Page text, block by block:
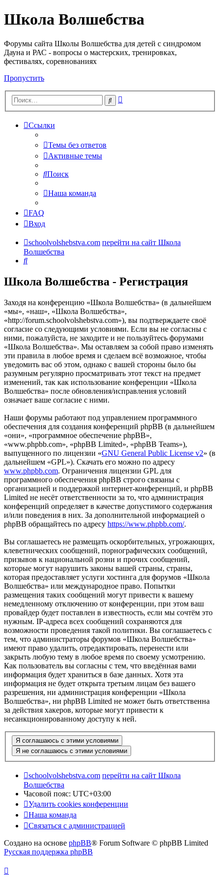
Школа Волшебства
Форумы сайта Школы Волшебства для детей с синдромом
Дауна и РАС - вопросы о мастерских, тренировках,
фестивалях, соревнованиях
Пропустить
Поиск
Ссылки
Темы без ответов
Активные темы
Поиск
Наша команда
FAQ
Вход
schoolvolshebstva.com перейти на сайт Школа
Волшебства
Поиск
Школа Волшебства - Регистрация
Заходя на конференцию «Школа Волшебства» (в дальнейшем
«мы», «наш», «Школа Волшебства»,
«http://forum.schoolvolshebstva.com»), вы подтверждаете своё
согласие со следующими условиями. Если вы не согласны с
ними, пожалуйста, не заходите и не пользуйтесь форумами
«Школа Волшебства». Мы оставляем за собой право изменять
эти правила в любое время и сделаем всё возможное, чтобы
уведомить вас об этом, однако с вашей стороны было бы
разумным регулярно просматривать этот текст на предмет
изменений, так как использование конференции «Школа
Волшебства» после обновления/исправления условий
означает ваше согласие с ними.
Наши форумы работают под управлением программного
обеспечения для создания конференций phpBB (в дальнейшем
«они», «программное обеспечение phpBB»,
«www.phpbb.com», «phpBB Limited», «phpBB Teams»),
выпущенного по лицензии «GNU General Public License v2» (в
дальнейшем «GPL»). Скачать его можно по адресу
www.phpbb.com. Ограничения лицензии GPL для
программного обеспечения phpBB строго связаны с
организацией и поддержкой интернет-конференций, и phpBB
Limited не несёт ответственности за то, что администрация
конференций определяет в качестве допустимого содержания
и/или поведения в них. За дополнительной информацией о
phpBB обращайтесь по адресу https://www.phpbb.com/.
Вы соглашаетесь не размещать оскорбительных, угрожающих,
клеветнических сообщений, порнографических сообщений,
призывов к национальной розни и прочих сообщений,
которые могут нарушить законы вашей страны, страны,
которая предоставляет услуги хостинга для форумов «Школа
Волшебства» или международное право. Попытки
размещения таких сообщений могут привести к вашему
немедленному отключению от конференции, при этом ваш
провайдер будет поставлен в известность, если мы сочтём это
нужным. IP-адреса всех сообщений сохраняются для
возможности проведения такой политики. Вы соглашаетесь с
тем, что администраторы форумов «Школа Волшебства»
имеют право удалить, отредактировать, перенести или
закрыть любую тему в любое время по своему усмотрению.
Как пользователь вы согласны с тем, что введённая вами
информация будет храниться в базе данных. Хотя эта
информация не будет открыта третьим лицам без вашего
разрешения, ни администрация конференции «Школа
Волшебства», ни phpBB Limited не может быть ответственна
за действия хакеров, которые могут привести к
несанкционированному доступу к ней.
schoolvolshebstva.com перейти на сайт Школа
Волшебства
Часовой пояс: UTC+03:00
Удалить cookies конференции
Наша команда
Связаться с администрацией
Создано на основе phpBB® Forum Software © phpBB Limited
Русская поддержка phpBB